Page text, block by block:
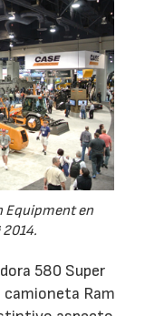
Equipment en
580 Super
camioneta Ram